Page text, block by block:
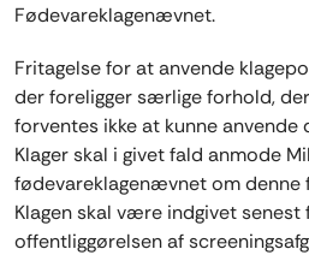
Fødevareklagenævnet.
Fritagelse for at anvende
der foreligger særlige forhold,
forventes ikke at kunne anvende
Klager skal i givet fald anmode
fødevareklagenævnet om denne
Klagen skal være indgivet senest
offentliggørelsen af